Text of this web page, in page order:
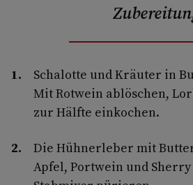
Schalotte und Kräuter in
Mit Rotwein ablöschen,
zur Hälfte einkochen.
Die Hühnerleber mit
Apfel, Portwein und